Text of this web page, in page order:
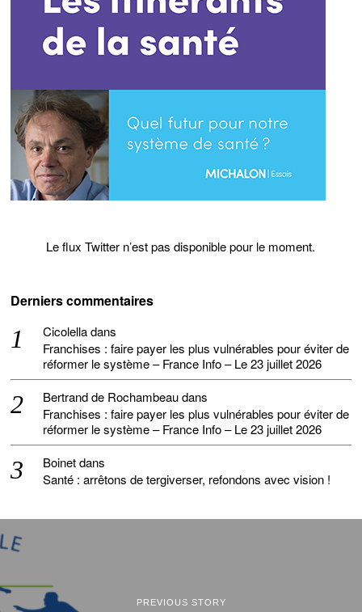
Le flux Twitter n’est pas disponible pour le moment.
Derniers commentaires
Cicolelladans
Franchises : faire payer les plus vulnérables pour éviter de
réformer le système – France Info – Le 23 juillet 2026
Bertrand de Rochambeaudans
Franchises : faire payer les plus vulnérables pour éviter de
réformer le système – France Info – Le 23 juillet 2026
Boinetdans
Santé : arrêtons de tergiverser, refondons avec vision !
PREVIOUS STORY